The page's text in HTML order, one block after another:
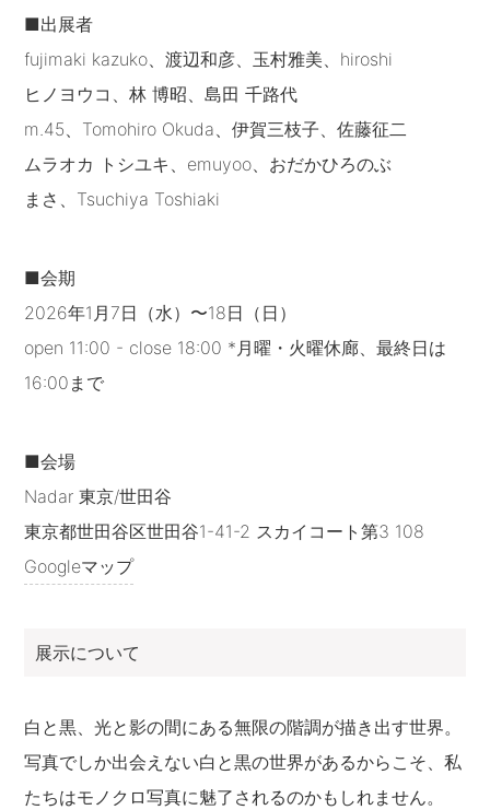
■出展者
fujimaki kazuko、渡辺和彦、玉村雅美、hiroshi
ヒノヨウコ、林 博昭、島田 千路代
m.45、Tomohiro Okuda、伊賀三枝子、佐藤征二
ムラオカ トシユキ、emuyoo、おだかひろのぶ
まさ、Tsuchiya Toshiaki
■会期
2026年1月7日（水）〜18日（日）
open 11:00 - close 18:00 *月曜・火曜休廊、最終日は
16:00まで
■会場
Nadar 東京/世田谷
東京都世田谷区世田谷1-41-2 スカイコート第3 108
Googleマップ
展示について
白と黒、光と影の間にある無限の階調が描き出す世界。
写真でしか出会えない白と黒の世界があるからこそ、私
たちはモノクロ写真に魅了されるのかもしれません。